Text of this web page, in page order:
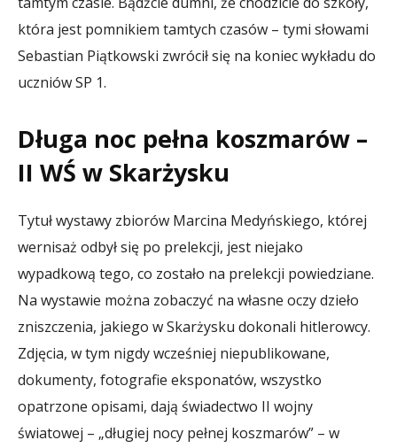
która jest pomnikiem tamtych czasów – tymi słowami
Sebastian Piątkowski zwrócił się na koniec wykładu do
uczniów SP 1.
Długa noc pełna koszmarów –
II WŚ w Skarżysku
Tytuł wystawy zbiorów Marcina Medyńskiego, której
wernisaż odbył się po prelekcji, jest niejako
wypadkową tego, co zostało na prelekcji powiedziane.
Na wystawie można zobaczyć na własne oczy dzieło
zniszczenia, jakiego w Skarżysku dokonali hitlerowcy.
Zdjęcia, w tym nigdy wcześniej niepublikowane,
dokumenty, fotografie eksponatów, wszystko
opatrzone opisami, dają świadectwo II wojny
światowej – „długiej nocy pełnej koszmarów” – w